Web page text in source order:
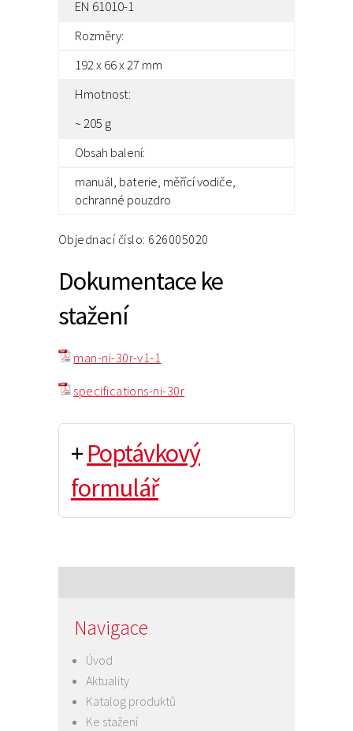
EN 61010-1
Rozměry:
192 x 66 x 27 mm
Hmotnost:
~ 205 g
Obsah balení:
manuál, baterie, měřící vodiče,
ochranné pouzdro
Objednací číslo: 626005020
Dokumentace ke
stažení
man-ni-30r-v1-1
specifications-ni-30r
+ Poptávkový
formulář
Navigace
Úvod
Aktuality
Katalog produktů
Ke stažení